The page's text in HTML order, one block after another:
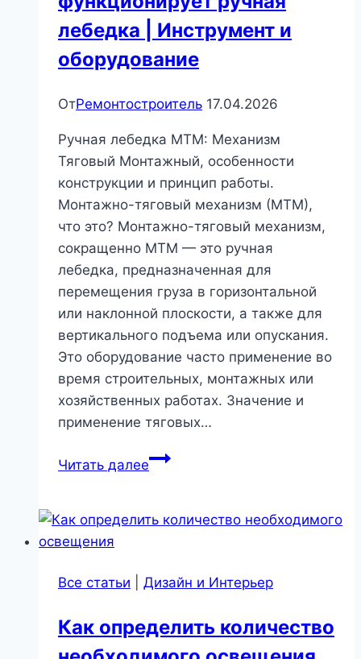
лебедка | Инструмент и
оборудование
ОтРемонтостроитель 17.04.2026
Ручная лебедка МТМ: Механизм
Тяговый Монтажный, особенности
конструкции и принцип работы.
Монтажно-тяговый механизм (МТМ),
что это? Монтажно-тяговый механизм,
сокращенно МТМ — это ручная
лебедка, предназначенная для
перемещения груза в горизонтальной
или наклонной плоскости, а также для
вертикального подъема или опускания.
Это оборудование часто применение во
время строительных, монтажных или
хозяйственных работах. Значение и
применение тяговых…
Читать далееПринцип
механизма:
ручная
|
Инструмент
Все статьи Дизайн и Интерьер
Как определить количество